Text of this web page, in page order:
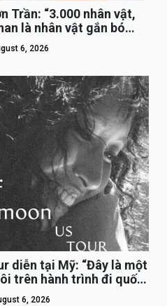
Trần: “3.000 nhân vật,
là nhân vật gắn bó
6, 2026
diễn tại Mỹ: “Đây là một
trên hành trình đi quốc
6, 2026